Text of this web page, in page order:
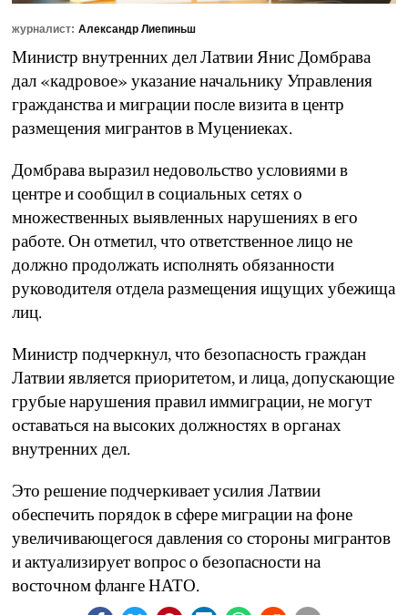
журналист: Александр Лиепиньш
Министр внутренних дел Латвии Янис Домбрава
дал «кадровое» указание начальнику Управления
гражданства и миграции после визита в центр
размещения мигрантов в Муцениеках.
Домбрава выразил недовольство условиями в
центре и сообщил в социальных сетях о
множественных выявленных нарушениях в его
работе. Он отметил, что ответственное лицо не
должно продолжать исполнять обязанности
руководителя отдела размещения ищущих убежища
лиц.
Министр подчеркнул, что безопасность граждан
Латвии является приоритетом, и лица, допускающие
грубые нарушения правил иммиграции, не могут
оставаться на высоких должностях в органах
внутренних дел.
Это решение подчеркивает усилия Латвии
обеспечить порядок в сфере миграции на фоне
увеличивающегося давления со стороны мигрантов
и актуализирует вопрос о безопасности на
восточном фланге НАТО.